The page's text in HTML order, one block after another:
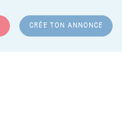
CRÉE TON ANNONCE